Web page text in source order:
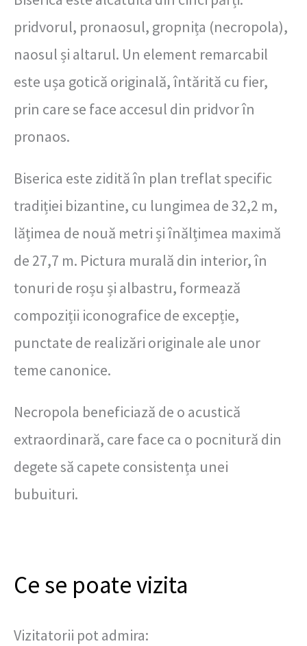
pridvorul, pronaosul, gropnița (necropola),
naosul și altarul. Un element remarcabil
este ușa gotică originală, întărită cu fier,
prin care se face accesul din pridvor în
pronaos.
Biserica este zidită în plan treflat specific
tradiției bizantine, cu lungimea de 32,2 m,
lățimea de nouă metri și înălțimea maximă
de 27,7 m. Pictura murală din interior, în
tonuri de roșu și albastru, formează
compoziții iconografice de excepție,
punctate de realizări originale ale unor
teme canonice.
Necropola beneficiază de o acustică
extraordinară, care face ca o pocnitură din
degete să capete consistența unei
bubuituri.
Ce se poate vizita
Vizitatorii pot admira: